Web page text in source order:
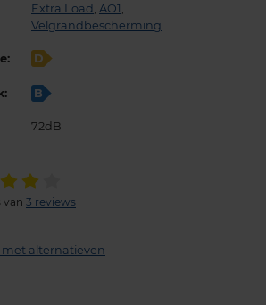
Extra Load AO1
Velgrandbescherming
D
B
72dB
van 3 reviews
alternatieven